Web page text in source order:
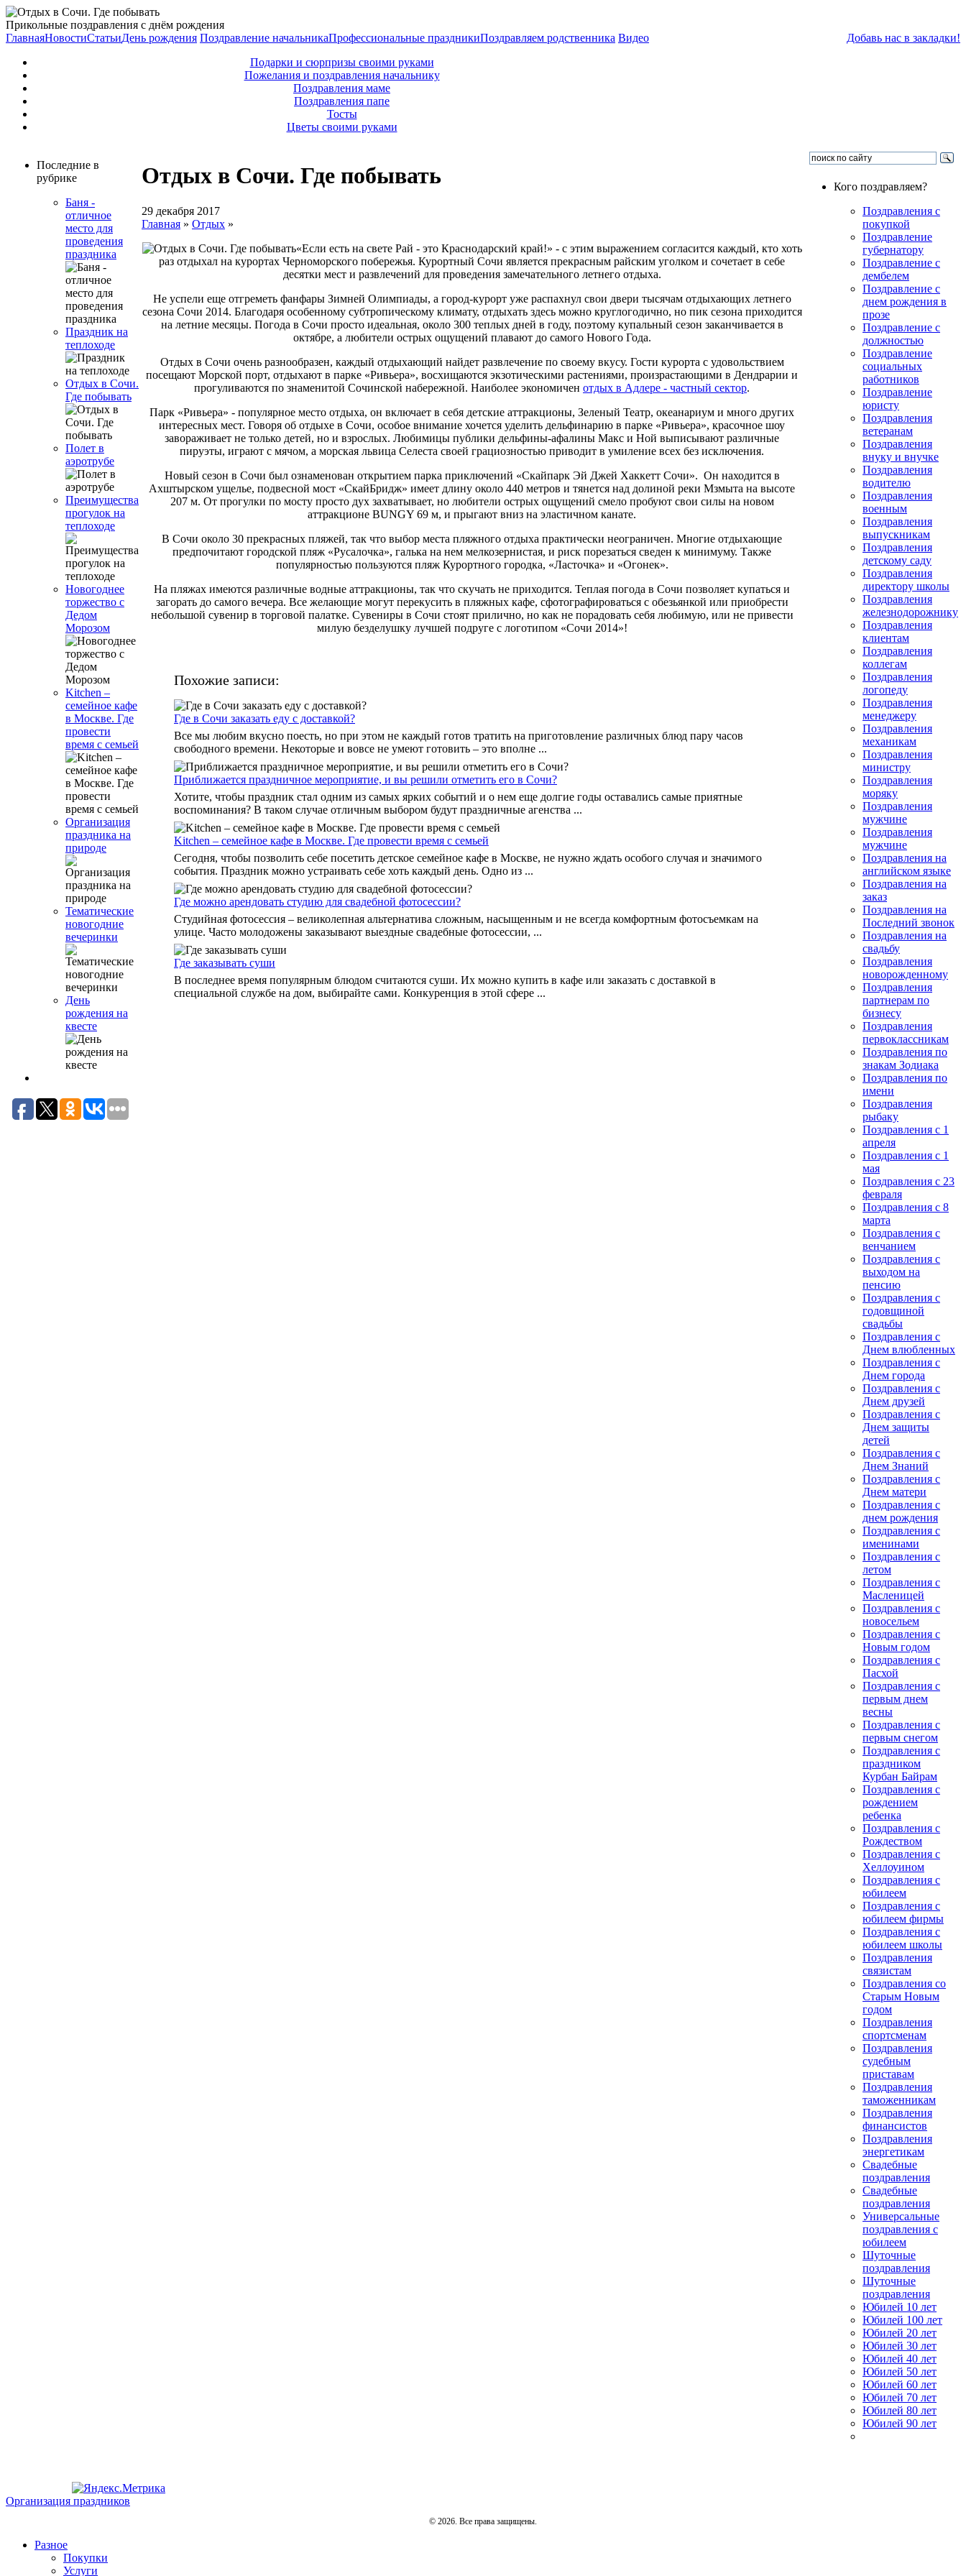
Прикольные поздравления с днём рождения
ГлавнаяНовостиСтатьиДень рождения Поздравление начальникаПрофессиональные праздникиПоздравляем родственника Видео
Подарки и сюрпризы своими руками
Пожелания и поздравления начальнику
Поздравления маме
Поздравления папе
Тосты
Цветы своими руками
Добавь нас в закладки!
Последние в
рубрике
Баня -
отличное
место для
проведения
праздника
Праздник на
теплоходе
Отдых в Сочи.
Где побывать
Полет в
аэротрубе
Преимущества
прогулок на
теплоходе
Новогоднее
торжество с
Дедом
Морозом
Kitchen –
семейное кафе
в Москве. Где
провести
время с семьей
Организация
праздника на
природе
Тематические
новогодние
вечеринки
День
рождения на
квесте
Отдых в Сочи. Где побывать
29 декабря 2017
Главная » Отдых »
«Если есть на свете Рай - это Краснодарский край!» - с этим выражением согласится каждый, кто хоть
раз отдыхал на курортах Черноморского побережья. Курортный Сочи является прекрасным райским уголком и сочетает в себе
десятки мест и развлечений для проведения замечательного летнего отдыха.
Не успели еще отгреметь фанфары Зимней Олимпиады, а город-курорт уже распахнул свои двери тысячам отдыхающих летнего
сезона Сочи 2014. Благодаря особенному субтропическому климату, отдыхать здесь можно круглогодично, но пик сезона приходится
на летние месяцы. Погода в Сочи просто идеальная, около 300 теплых дней в году, поэтому купальный сезон заканчивается в
октябре, а любители острых ощущений плавают до самого Нового Года.
Отдых в Сочи очень разнообразен, каждый отдыхающий найдет развлечение по своему вкусу. Гости курорта с удовольствием
посещают Морской порт, отдыхают в парке «Ривьера», восхищаются экзотическими растениями, произрастающими в Дендрарии и
прогуливаются по знаменитой Сочинской набережной. Наиболее экономичен отдых в Адлере - частный сектор.
Парк «Ривьера» - популярное место отдыха, он включает в себя детские аттракционы, Зеленый Театр, океанариум и много других
интересных мест. Говоря об отдыхе в Сочи, особое внимание хочется уделить дельфинарию в парке «Ривьера», красочное шоу
завораживает не только детей, но и взрослых. Любимицы публики дельфины-афалины Макс и Ной выписывают различные
пируэты, играют с мячом, а морская львица Селеста своей грациозностью приводит в умиление всех без исключения.
Новый сезон в Сочи был ознаменован открытием парка приключений «Скайпарк Эй Джей Хаккетт Сочи». Он находится в
Ахштырском ущелье, подвесной мост «СкайБридж» имеет длину около 440 метров и тянется над долиной реки Мзмыта на высоте
207 м. От прогулки по мосту просто дух захватывает, но любители острых ощущений смело пробуют свои силы на новом
аттракционе BUNGY 69 м, и прыгают вниз на эластичном канате.
В Сочи около 30 прекрасных пляжей, так что выбор места пляжного отдыха практически неограничен. Многие отдыхающие
предпочитают городской пляж «Русалочка», галька на нем мелкозернистая, и риск порезаться сведен к минимуму. Также
популярностью пользуются пляж Курортного городка, «Ласточка» и «Огонек».
На пляжах имеются различные водные аттракционы, так что скучать не приходится. Теплая погода в Сочи позволяет купаться и
загорать до самого вечера. Все желающие могут перекусить в пляжных кафе, сфотографироваться с обезьянкой или приобрести
небольшой сувенир в торговой палатке. Сувениры в Сочи стоят прилично, но как не порадовать себя любимую, или не привести
милую безделушку лучшей подруге с логотипом «Сочи 2014»!
Похожие записи:
Где в Сочи заказать еду с доставкой?
Все мы любим вкусно поесть, но при этом не каждый готов тратить на приготовление различных блюд пару часов
свободного времени. Некоторые и вовсе не умеют готовить – это вполне ...
Приближается праздничное мероприятие, и вы решили отметить его в Сочи?
Хотите, чтобы праздник стал одним из самых ярких событий и о нем еще долгие годы оставались самые приятные
воспоминания? В таком случае отличным выбором будут праздничные агенства ...
Kitchen – семейное кафе в Москве. Где провести время с семьей
Сегодня, чтобы позволить себе посетить детское семейное кафе в Москве, не нужно ждать особого случая и значимого
события. Праздник можно устраивать себе хоть каждый день. Одно из ...
Где можно арендовать студию для свадебной фотосессии?
Студийная фотосессия – великолепная альтернатива сложным, насыщенным и не всегда комфортным фотосъемкам на
улице. Часто молодожены заказывают выездные свадебные фотосессии, ...
Где заказывать суши
В последнее время популярным блюдом считаются суши. Их можно купить в кафе или заказать с доставкой в
специальной службе на дом, выбирайте сами. Конкуренция в этой сфере ...
Кого поздравляем?
Поздравления с
покупкой
Поздравление
губернатору
Поздравление с
дембелем
Поздравление с
днем рождения в
прозе
Поздравление с
должностью
Поздравление
социальных
работников
Поздравление
юристу
Поздравления
ветеранам
Поздравления
внуку и внучке
Поздравления
водителю
Поздравления
военным
Поздравления
выпускникам
Поздравления
детскому саду
Поздравления
директору школы
Поздравления
железнодорожнику
Поздравления
клиентам
Поздравления
коллегам
Поздравления
логопеду
Поздравления
менеджеру
Поздравления
механикам
Поздравления
министру
Поздравления
моряку
Поздравления
мужчине
Поздравления
мужчине
Поздравления на
английском языке
Поздравления на
заказ
Поздравления на
Последний звонок
Поздравления на
свадьбу
Поздравления
новорожденному
Поздравления
партнерам по
бизнесу
Поздравления
первоклассникам
Поздравления по
знакам Зодиака
Поздравления по
имени
Поздравления
рыбаку
Поздравления с 1
апреля
Поздравления с 1
мая
Поздравления с 23
февраля
Поздравления с 8
марта
Поздравления с
венчанием
Поздравления с
выходом на
пенсию
Поздравления с
годовщиной
свадьбы
Поздравления с
Днем влюбленных
Поздравления с
Днем города
Поздравления с
Днем друзей
Поздравления с
Днем защиты
детей
Поздравления с
Днем Знаний
Поздравления с
Днем матери
Поздравления с
днем рождения
Поздравления с
именинами
Поздравления с
летом
Поздравления с
Масленицей
Поздравления с
новосельем
Поздравления с
Новым годом
Поздравления с
Пасхой
Поздравления с
первым днем
весны
Поздравления с
первым снегом
Поздравления с
праздником
Курбан Байрам
Поздравления с
рождением
ребенка
Поздравления с
Рождеством
Поздравления с
Хеллоуином
Поздравления с
юбилеем
Поздравления с
юбилеем фирмы
Поздравления с
юбилеем школы
Поздравления
связистам
Поздравления со
Старым Новым
годом
Поздравления
спортсменам
Поздравления
судебным
приставам
Поздравления
таможенникам
Поздравления
финансистов
Поздравления
энергетикам
Свадебные
поздравления
Свадебные
поздравления
Универсальные
поздравления с
юбилеем
Шуточные
поздравления
Шуточные
поздравления
Юбилей 10 лет
Юбилей 100 лет
Юбилей 20 лет
Юбилей 30 лет
Юбилей 40 лет
Юбилей 50 лет
Юбилей 60 лет
Юбилей 70 лет
Юбилей 80 лет
Юбилей 90 лет
Организация праздников
© 2026. Все права защищены.
Разное
Покупки
Услуги